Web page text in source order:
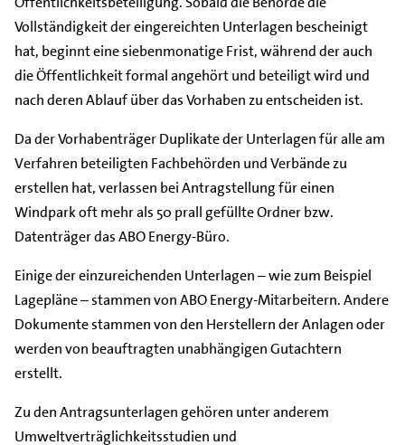
Vollständigkeit der eingereichten Unterlagen bescheinigt
hat, beginnt eine siebenmonatige Frist, während der auch
die Öffentlichkeit formal angehört und beteiligt wird und
nach deren Ablauf über das Vorhaben zu entscheiden ist.
Da der Vorhabenträger Duplikate der Unterlagen für alle am
Verfahren beteiligten Fachbehörden und Verbände zu
erstellen hat, verlassen bei Antragstellung für einen
Windpark oft mehr als 50 prall gefüllte Ordner bzw.
Datenträger das ABO Energy-Büro.
Einige der einzureichenden Unterlagen – wie zum Beispiel
Lagepläne – stammen von ABO Energy-Mitarbeitern. Andere
Dokumente stammen von den Herstellern der Anlagen oder
werden von beauftragten unabhängigen Gutachtern
erstellt.
Zu den Antragsunterlagen gehören unter anderem
Umweltverträglichkeitsstudien und